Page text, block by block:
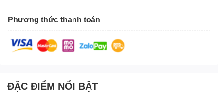
Phương thức thanh toán
ĐẶC ĐIỂM NỔI BẬT